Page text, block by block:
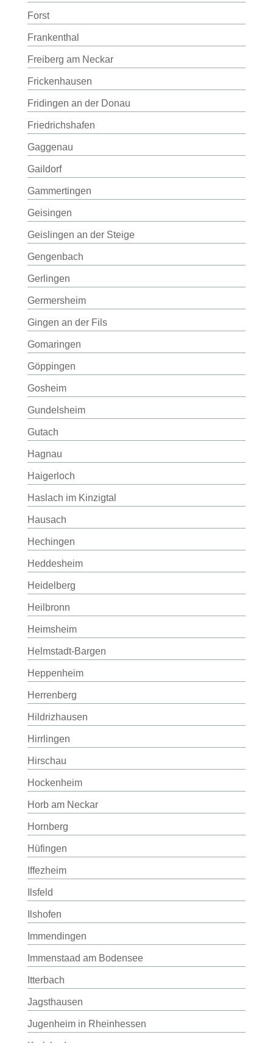
Forst
Frankenthal
Freiberg am Neckar
Frickenhausen
Fridingen an der Donau
Friedrichshafen
Gaggenau
Gaildorf
Gammertingen
Geisingen
Geislingen an der Steige
Gengenbach
Gerlingen
Germersheim
Gingen an der Fils
Gomaringen
Göppingen
Gosheim
Gundelsheim
Gutach
Hagnau
Haigerloch
Haslach im Kinzigtal
Hausach
Hechingen
Heddesheim
Heidelberg
Heilbronn
Heimsheim
Helmstadt-Bargen
Heppenheim
Herrenberg
Hildrizhausen
Hirrlingen
Hirschau
Hockenheim
Horb am Neckar
Hornberg
Hüfingen
Iffezheim
Ilsfeld
Ilshofen
Immendingen
Immenstaad am Bodensee
Itterbach
Jagsthausen
Jugenheim in Rheinhessen